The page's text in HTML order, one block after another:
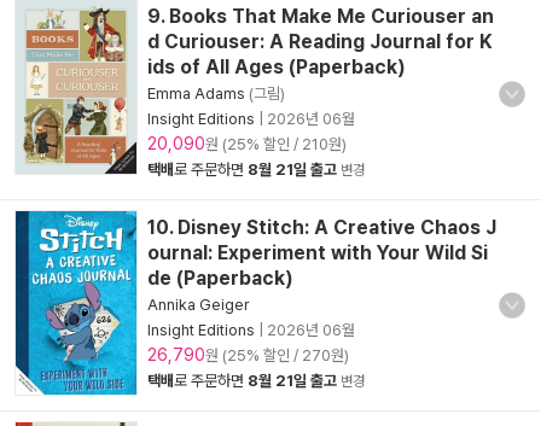
9. Books That Make Me Curiouser an
d Curiouser: A Reading Journal for K
ids of All Ages (Paperback)
Emma Adams (그림)
Insight Editions
2026년 06월
20,090원 (25% 할인 / 210원)
택배로 주문하면 8월 21일 출고 변경
10. Disney Stitch: A Creative Chaos J
ournal: Experiment with Your Wild Si
de (Paperback)
Annika Geiger
Insight Editions
2026년 06월
26,790원 (25% 할인 / 270원)
택배로 주문하면 8월 21일 출고 변경